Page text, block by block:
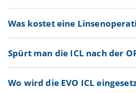
Was kostet eine
Spürt man die ICL nach der
Wo wird die EVO ICL